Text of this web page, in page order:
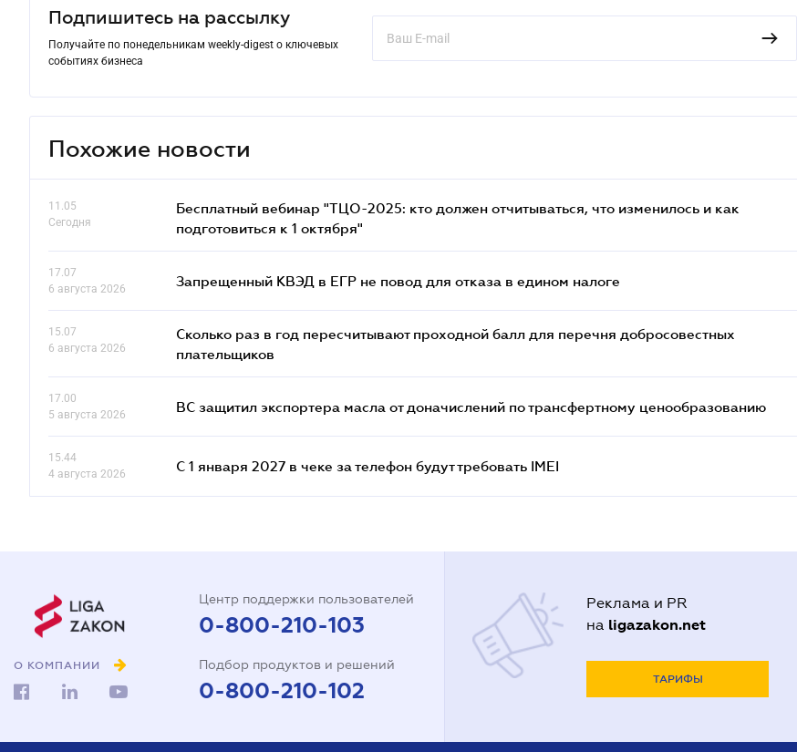
Подпишитесь на рассылку
Получайте по понедельникам weekly-digest о ключевых
событиях бизнеса
Похожие новости
11.05
Сегодня
Бесплатный вебинар "ТЦО-2025: кто должен отчитываться, что изменилось и как
подготовиться к 1 октября"
17.07
6 августа 2026
Запрещенный КВЭД в ЕГР не повод для отказа в едином налоге
15.07
6 августа 2026
Сколько раз в год пересчитывают проходной балл для перечня добросовестных
плательщиков
17.00
5 августа 2026
ВС защитил экспортера масла от доначислений по трансфертному ценообразованию
15.44
4 августа 2026
С 1 января 2027 в чеке за телефон будут требовать IMEI
О КОМПАНИИ
Центр поддержки пользователей
0-800-210-103
Подбор продуктов и решений
0-800-210-102
Реклама и PR
на ligazakon.net
ТАРИФЫ